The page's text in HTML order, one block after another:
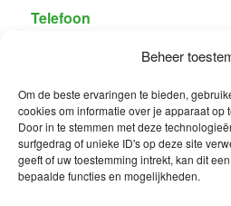
Beheer
Om de beste ervaringen te bieden,
cookies om informatie over je apparaat op
Door in te stemmen met deze
surfgedrag of unieke ID's op deze site
geeft of uw toestemming intrekt, kan dit
bepaalde functies en mogelijkheden.
Telefoon
+31 0478 501 567
E-mail
info@andereggscamping.nl.